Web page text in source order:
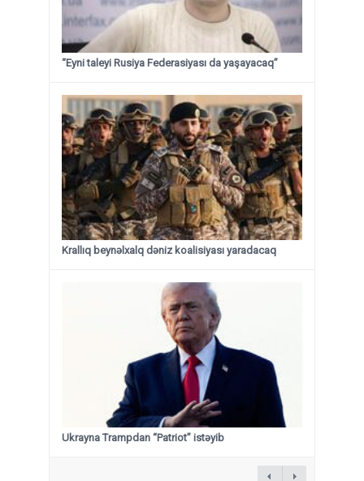
“Eyni taleyi Rusiya Federasiyası da yaşayacaq”
Krallıq beynəlxalq dəniz koalisiyası yaradacaq
Ukrayna Trampdan “Patriot” istəyib